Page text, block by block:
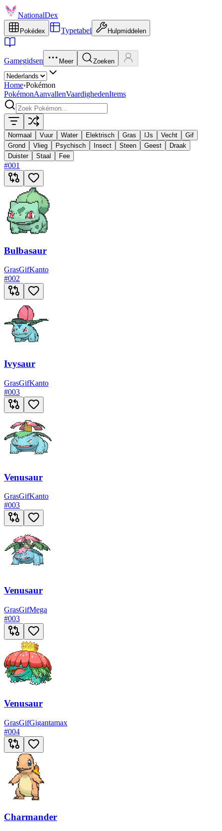
NationalDex
Pokédex Typetabel Hulpmiddelen
Gamegidsen Meer Zoeken
Home›Pokémon
PokémonAanvallenVaardighedenItems
Normaal Vuur Water Elektrisch Gras IJs Vecht
Gif
Grond
Vlieg Psychisch Insect Steen Geest
Draak
Duister
Staal Fee
#001
Bulbasaur
GrasGifKanto
#002
Ivysaur
GrasGifKanto
#003
Venusaur
GrasGifKanto
#003
Venusaur
GrasGifMega
#003
Venusaur
GrasGifGigantamax
#004
Charmander